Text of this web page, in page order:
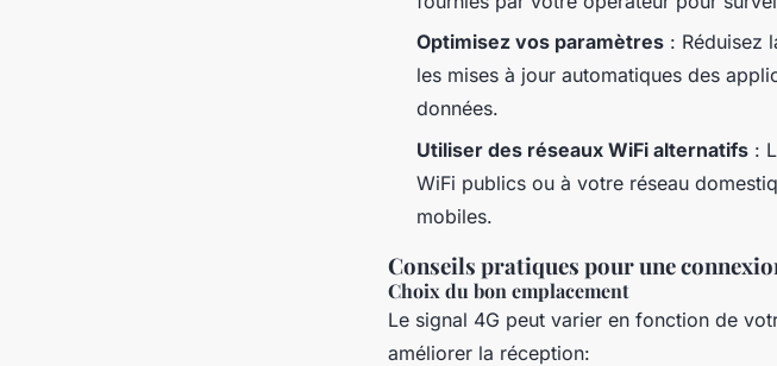
Optimisez vos paramètres : Réduisez
les mises à jour automatiques des
données.
Utiliser des réseaux WiFi alternatifs :
WiFi publics ou à votre réseau
mobiles.
Conseils pratiques pour une
Choix du bon emplacement
Le signal 4G peut varier en fonction de
améliorer la réception: